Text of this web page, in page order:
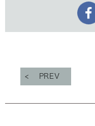
PREV